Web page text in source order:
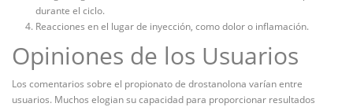
durante el ciclo.
Reacciones en el lugar de inyección, como dolor o inflamación.
Opiniones de los Usuarios
Los comentarios sobre el propionato de drostanolona varían entre
usuarios. Muchos elogian su capacidad para proporcionar resultados